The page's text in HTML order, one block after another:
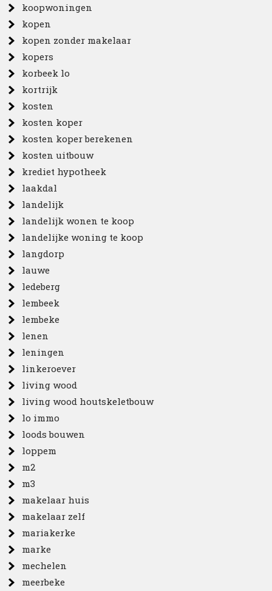
koopwoningen
kopen
kopen zonder makelaar
kopers
korbeek lo
kortrijk
kosten
kosten koper
kosten koper berekenen
kosten uitbouw
krediet hypotheek
laakdal
landelijk
landelijk wonen te koop
landelijke woning te koop
langdorp
lauwe
ledeberg
lembeek
lembeke
lenen
leningen
linkeroever
living wood
living wood houtskeletbouw
lo immo
loods bouwen
loppem
m2
m3
makelaar huis
makelaar zelf
mariakerke
marke
mechelen
meerbeke